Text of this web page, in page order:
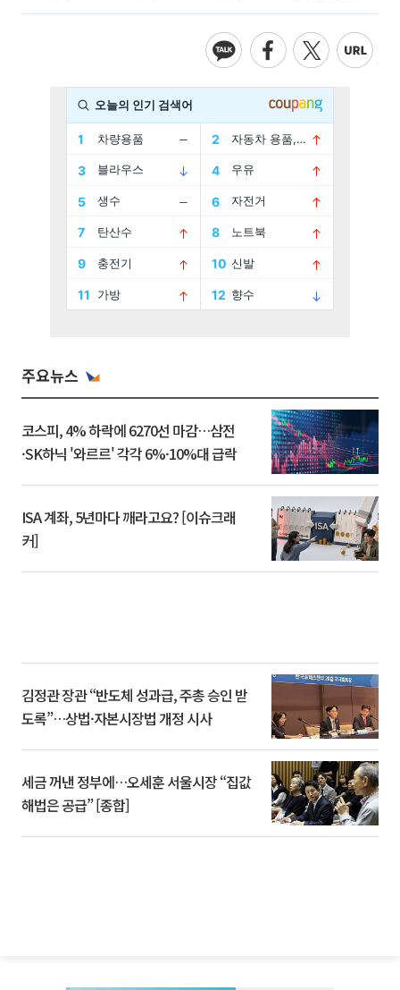
주요뉴스
코스피, 4% 하락에 6270선 마감…삼전
·SK하닉 '와르르' 각각 6%·10%대 급락
ISA 계좌, 5년마다 깨라고요? [이슈크래
커]
김정관 장관 “반도체 성과급, 주총 승인 받
도록”…상법·자본시장법 개정 시사
세금 꺼낸 정부에…오세훈 서울시장 “집값
해법은 공급” [종합]